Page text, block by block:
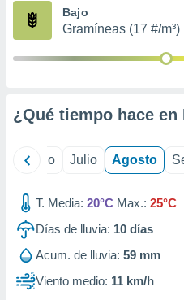
publicidad
publicidad
1199
Bajo
Gramíneas (17 #/m³)
¿Qué tiempo hace en
Junio Julio Agosto
T. Media: 20°C Max.: 25°C
Días de lluvia: 10 días
Acum. de lluvia: 59 mm
Viento medio: 11 km/h